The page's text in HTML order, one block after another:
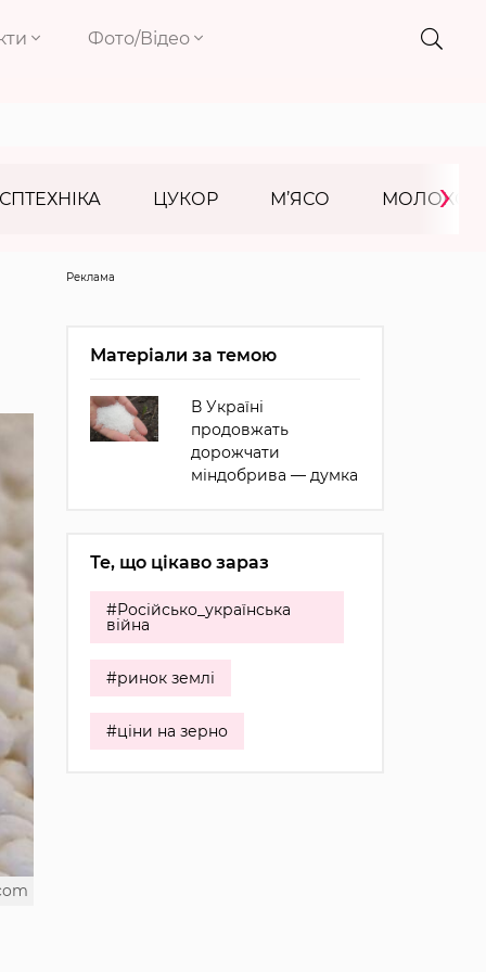
Фото/Відео
ЦУКОР М’ЯСО МОЛОКО
›
Реклама
Матеріали за темою
В Україні
продовжать
дорожчати
міндобрива — думка
Те, що цікаво зараз
#Російсько_українська
війна
#ринок землі
#ціни на зерно